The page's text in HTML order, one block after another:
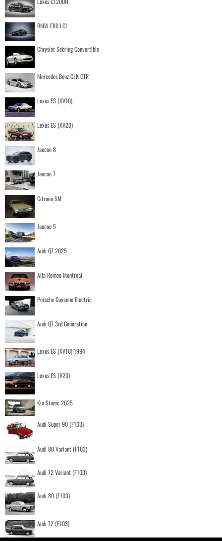
BMW F80 LCI
Chrysler Sebring Convertible
Mercedes Benz CLK GTR
Lexus ES (XV10)
Lexus ES (XV20)
Jaecoo 8
Jaecoo 7
Citroen SM
Jaecoo 5
Audi Q7 2025
Alfa Romeo Montreal
Porsche Cayenne Electric
Audi Q7 3rd Generation
Lexus ES (XV10) 1994
Lexus ES (V20)
Kia Stonic 2025
Audi Super 90 (F103)
Audi 80 Variant (F103)
Audi 72 Variant (F103)
Audi 80 (F103)
Audi 72 (F103)